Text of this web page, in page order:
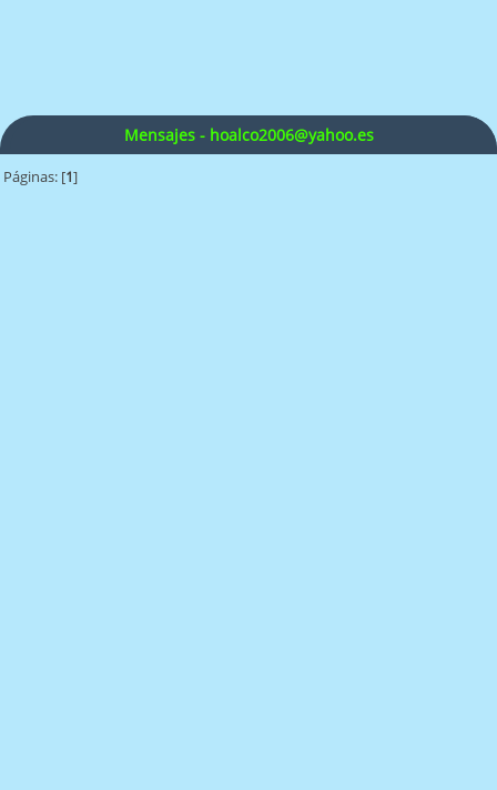
Mensajes - hoalco2006@yahoo.es
Páginas: [1]